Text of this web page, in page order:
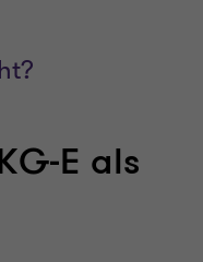
E als